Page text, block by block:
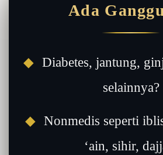
Ada
◆ Diabetes, jantung,
selainnya?
◆ Nonmedis seperti
‘ain, sihir,